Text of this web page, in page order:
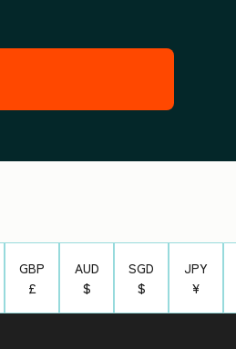
GBP
£
AUD
$
SGD
$
JPY
¥